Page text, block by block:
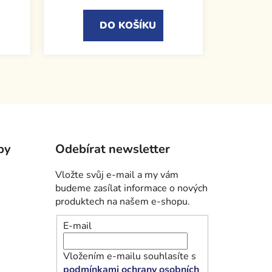
DO KOŠÍKU
Odebírat newsletter
Vložte svůj e-mail a my vám
budeme zasílat informace o nových
produktech na našem e-shopu.
E-mail
Vložením e-mailu souhlasíte s
podmínkami ochrany osobních